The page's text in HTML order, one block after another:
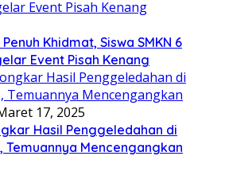
Khidmat, Siswa SMKN 6
Event Pisah Kenang
17, 2025
Hasil Penggeledahan di
Temuannya Mencengangkan